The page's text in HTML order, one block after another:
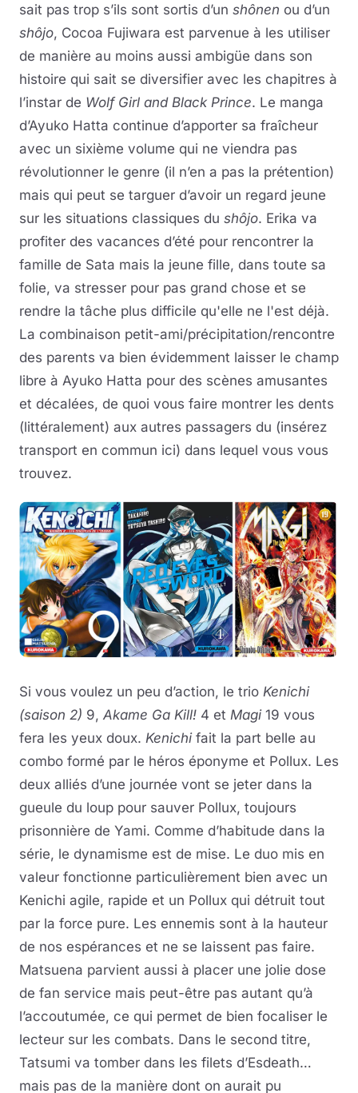
sait pas trop s’ils sont sortis d’un shônen ou d’un
shôjo, Cocoa Fujiwara est parvenue à les utiliser
de manière au moins aussi ambigüe dans son
histoire qui sait se diversifier avec les chapitres à
l’instar de Wolf Girl and Black Prince. Le manga
d’Ayuko Hatta continue d’apporter sa fraîcheur
avec un sixième volume qui ne viendra pas
révolutionner le genre (il n’en a pas la prétention)
mais qui peut se targuer d’avoir un regard jeune
sur les situations classiques du shôjo. Erika va
profiter des vacances d’été pour rencontrer la
famille de Sata mais la jeune fille, dans toute sa
folie, va stresser pour pas grand chose et se
rendre la tâche plus difficile qu'elle ne l'est déjà.
La combinaison petit-ami/précipitation/rencontre
des parents va bien évidemment laisser le champ
libre à Ayuko Hatta pour des scènes amusantes
et décalées, de quoi vous faire montrer les dents
(littéralement) aux autres passagers du (insérez
transport en commun ici) dans lequel vous vous
trouvez.
Si vous voulez un peu d’action, le trio Kenichi
(saison 2) 9, Akame Ga Kill! 4 et Magi 19 vous
fera les yeux doux. Kenichi fait la part belle au
combo formé par le héros éponyme et Pollux. Les
deux alliés d’une journée vont se jeter dans la
gueule du loup pour sauver Pollux, toujours
prisonnière de Yami. Comme d’habitude dans la
série, le dynamisme est de mise. Le duo mis en
valeur fonctionne particulièrement bien avec un
Kenichi agile, rapide et un Pollux qui détruit tout
par la force pure. Les ennemis sont à la hauteur
de nos espérances et ne se laissent pas faire.
Matsuena parvient aussi à placer une jolie dose
de fan service mais peut-être pas autant qu’à
l’accoutumée, ce qui permet de bien focaliser le
lecteur sur les combats. Dans le second titre,
Tatsumi va tomber dans les filets d’Esdeath…
mais pas de la manière dont on aurait pu